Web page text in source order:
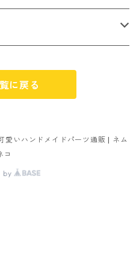
に戻る
いハンドメイドパーツ通販 | ネム
コ
by